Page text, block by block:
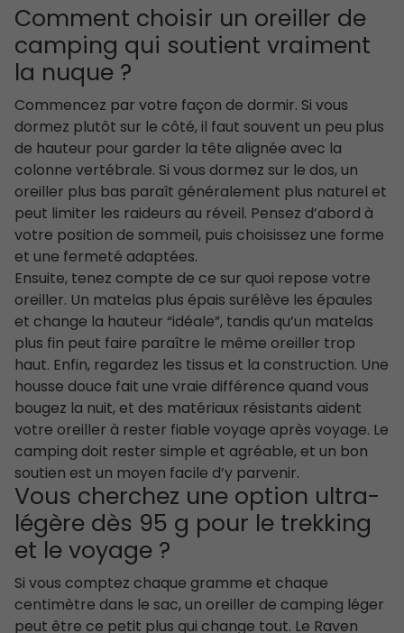
Comment choisir un oreiller de
camping qui soutient vraiment
la nuque ?
Commencez par votre façon de dormir. Si vous
dormez plutôt sur le côté, il faut souvent un peu plus
de hauteur pour garder la tête alignée avec la
colonne vertébrale. Si vous dormez sur le dos, un
oreiller plus bas paraît généralement plus naturel et
peut limiter les raideurs au réveil. Pensez d’abord à
votre position de sommeil, puis choisissez une forme
et une fermeté adaptées.
Ensuite, tenez compte de ce sur quoi repose votre
oreiller. Un matelas plus épais surélève les épaules
et change la hauteur “idéale”, tandis qu’un matelas
plus fin peut faire paraître le même oreiller trop
haut. Enfin, regardez les tissus et la construction. Une
housse douce fait une vraie différence quand vous
bougez la nuit, et des matériaux résistants aident
votre oreiller à rester fiable voyage après voyage. Le
camping doit rester simple et agréable, et un bon
soutien est un moyen facile d’y parvenir.
Vous cherchez une option ultra-
légère dès 95 g pour le trekking
et le voyage ?
Si vous comptez chaque gramme et chaque
centimètre dans le sac, un oreiller de camping léger
peut être ce petit plus qui change tout. Le Raven